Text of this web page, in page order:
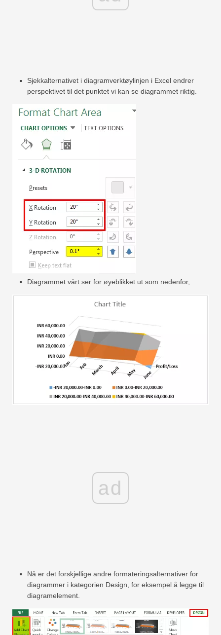
Sjekkalternativet i diagramverktøylinjen i Excel endrer
perspektivet til det punktet vi kan se diagrammet riktig.
Diagrammet vårt ser for øyeblikket ut som nedenfor,
ad
Nå er det forskjellige andre formateringsalternativer for
diagrammer i kategorien Design, for eksempel å legge til
diagramelement.